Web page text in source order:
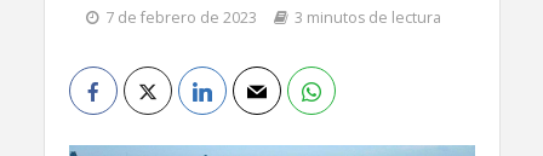
7 de febrero de 2023 3 minutos de lectura